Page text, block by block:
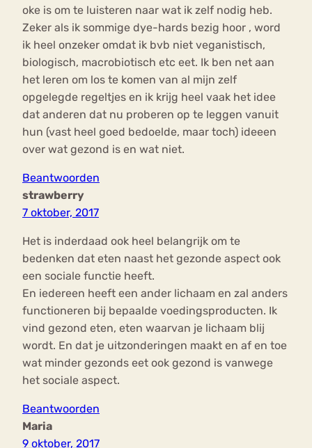
oke is om te luisteren naar wat ik zelf nodig heb.
Zeker als ik sommige dye-hards bezig hoor , word
ik heel onzeker omdat ik bvb niet veganistisch,
biologisch, macrobiotisch etc eet. Ik ben net aan
het leren om los te komen van al mijn zelf
opgelegde regeltjes en ik krijg heel vaak het idee
dat anderen dat nu proberen op te leggen vanuit
hun (vast heel goed bedoelde, maar toch) ideeen
over wat gezond is en wat niet.
Beantwoorden
strawberry
7 oktober, 2017
Het is inderdaad ook heel belangrijk om te
bedenken dat eten naast het gezonde aspect ook
een sociale functie heeft.
En iedereen heeft een ander lichaam en zal anders
functioneren bij bepaalde voedingsproducten. Ik
vind gezond eten, eten waarvan je lichaam blij
wordt. En dat je uitzonderingen maakt en af en toe
wat minder gezonds eet ook gezond is vanwege
het sociale aspect.
Beantwoorden
Maria
9 oktober, 2017